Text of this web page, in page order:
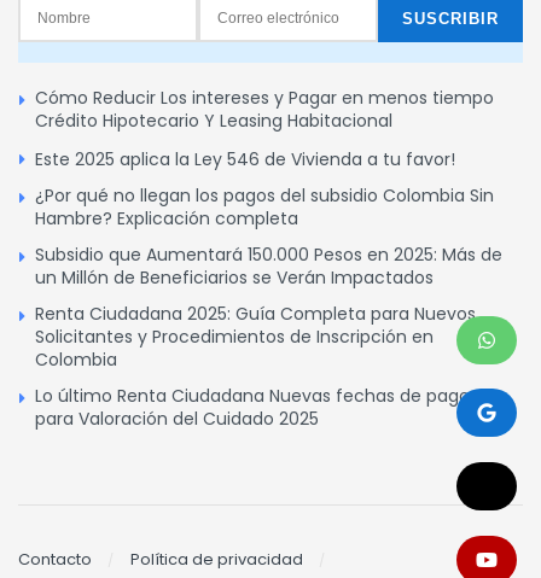
Cómo Reducir Los intereses y Pagar en menos tiempo
Crédito Hipotecario Y Leasing Habitacional
Este 2025 aplica la Ley 546 de Vivienda a tu favor!
¿Por qué no llegan los pagos del subsidio Colombia Sin
Hambre? Explicación completa
Subsidio que Aumentará 150.000 Pesos en 2025: Más de
un Millón de Beneficiarios se Verán Impactados
Renta Ciudadana 2025: Guía Completa para Nuevos
Solicitantes y Procedimientos de Inscripción en
Colombia
Lo último Renta Ciudadana Nuevas fechas de pagos
para Valoración del Cuidado 2025
Contacto
Política de privacidad